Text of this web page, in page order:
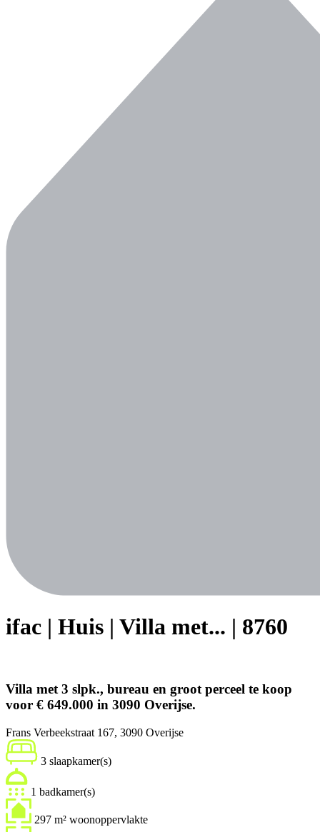
ifac | Huis | Villa met... | 8760
Villa met 3 slpk., bureau en groot perceel te koop
voor € 649.000 in 3090 Overijse.
Frans Verbeekstraat 167, 3090 Overijse
3 slaapkamer(s)
1 badkamer(s)
297 m² woonoppervlakte